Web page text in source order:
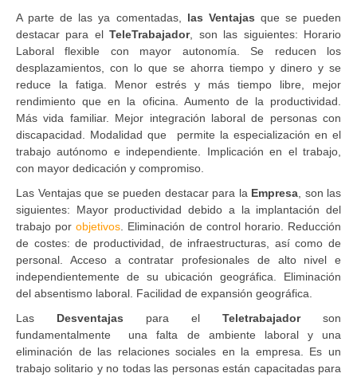
A parte de las ya comentadas,
las Ventajas que se pueden
destacar para elTeleTrabajador, son las siguientes: Horario
Laboral flexible con mayor autonomía. Se reducen los
desplazamientos, con lo que se ahorra tiempo y dinero y se
reduce la fatiga. Menor estrés y más tiempo libre, mejor
rendimiento que en la oficina. Aumento de la productividad.
Más vida familiar. Mejor integración laboral de personas con
discapacidad. Modalidad que permite la especialización en el
trabajo autónomo e independiente. Implicación en el trabajo,
con mayor dedicación y compromiso.
Las Ventajas que se pueden destacar para la Empresa , son las
siguientes: Mayor productividad debido a la implantación del
trabajo porobjetivos . Eliminación de control horario. Reducción
de costes: de productividad, de infraestructuras, así como de
personal. Acceso a contratar profesionales de alto nivel e
independientemente de su ubicación geográfica. Eliminación
del absentismo laboral. Facilidad de expansión geográfica.
Las Desventajas para el Teletrabajadorson
fundamentalmente una falta de ambiente laboral y una
eliminación de las relaciones sociales en la empresa. Es un
trabajo solitario y no todas las personas están capacitadas para